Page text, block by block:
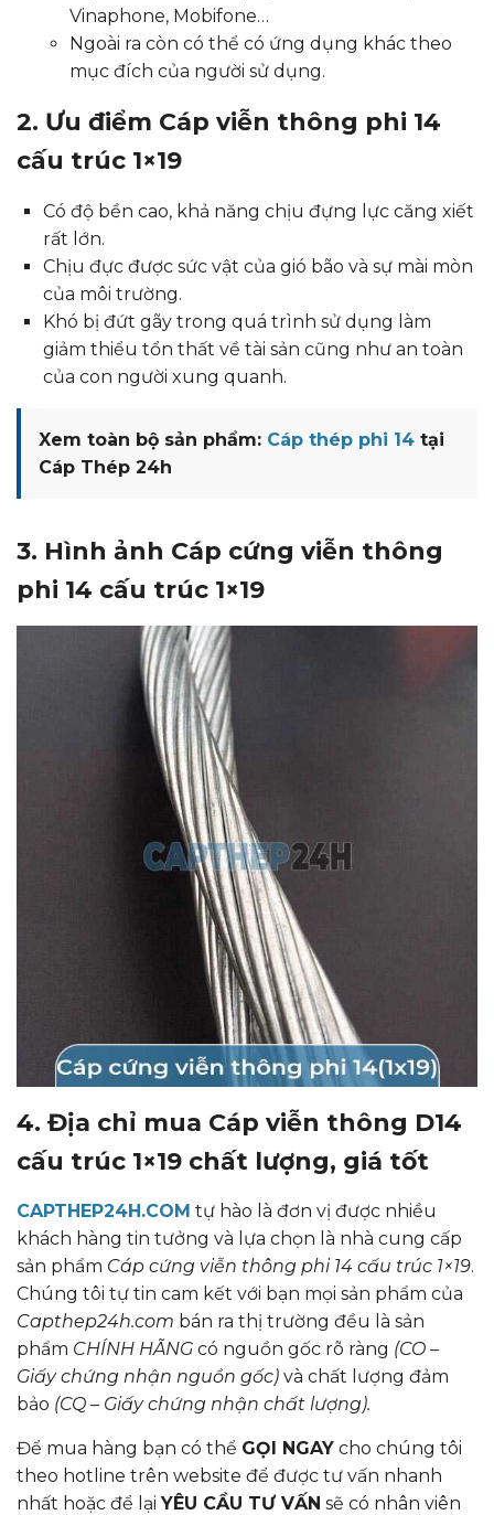
Vinaphone, Mobifone…
Ngoài ra còn có thể có ứng dụng khác theo
mục đích của người sử dụng.
2. Ưu điểm Cáp viễn thông phi 14
cấu trúc 1×19
Có độ bền cao, khả năng chịu đựng lực căng xiết
rất lớn.
Chịu đực được sức vật của gió bão và sự mài mòn
của môi trường.
Khó bị đứt gãy trong quá trình sử dụng làm
giảm thiểu tổn thất về tài sản cũng như an toàn
của con người xung quanh.
Xem toàn bộ sản phẩm: Cáp thép phi 14 tại
Cáp Thép 24h
3. Hình ảnh Cáp cứng viễn thông
phi 14 cấu trúc 1×19
4. Địa chỉ mua Cáp viễn thông D14
cấu trúc 1×19 chất lượng, giá tốt
CAPTHEP24H.COM tự hào là đơn vị được nhiều
khách hàng tin tưởng và lựa chọn là nhà cung cấp
sản phẩm Cáp cứng viễn thông phi 14 cấu trúc 1×19.
Chúng tôi tự tin cam kết với bạn mọi sản phẩm của
Capthep24h.com bán ra thị trường đều là sản
phẩm CHÍNH HÃNG có nguồn gốc rõ ràng (CO –
Giấy chứng nhận nguồn gốc) và chất lượng đảm
bảo (CQ – Giấy chứng nhận chất lượng).
Để mua hàng bạn có thể GỌI NGAY cho chúng tôi
theo hotline trên website để được tư vấn nhanh
nhất hoặc để lại YÊU CẦU TƯ VẤN sẽ có nhân viên